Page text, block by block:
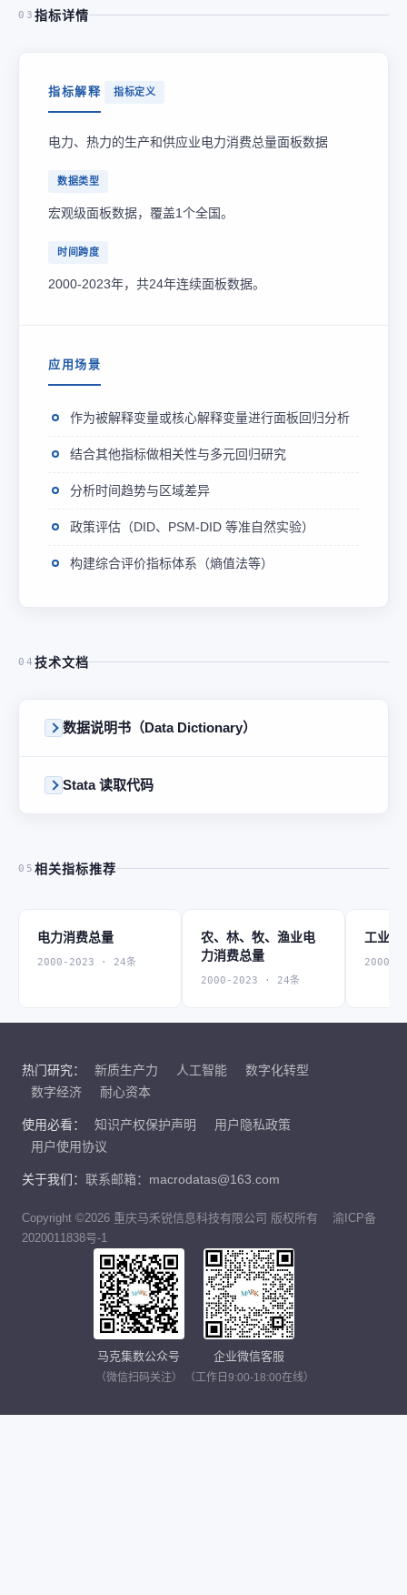
03 指标详情
指标解释 指标定义
电力、热力的生产和供应业电力消费总量面板数据
数据类型
宏观级面板数据，覆盖1个全国。
时间跨度
2000-2023年，共24年连续面板数据。
应用场景
作为被解释变量或核心解释变量进行面板回归分析
结合其他指标做相关性与多元回归研究
分析时间趋势与区域差异
政策评估（DID、PSM-DID 等准自然实验）
构建综合评价指标体系（熵值法等）
04 技术文档
数据说明书（Data Dictionary）
Stata 读取代码
05 相关指标推荐
电力消费总量
2000-2023 · 24条
农、林、牧、渔业电
力消费总量
2000-2023 · 24条
工业电
2000-
热门研究： 新质生产力 人工智能
数字化转型
数字经济
耐心资本
使用必看： 知识产权保护声明
用户隐私政策
用户使用协议
关于我们： 联系邮箱：macrodatas@163.com
Copyright ©2026 重庆马禾锐信息科技有限公司 版权所有
渝ICP备
2020011838号-1
马克集数公众号
（微信扫码关注）
企业微信客服
（工作日9:00-18:00在线）